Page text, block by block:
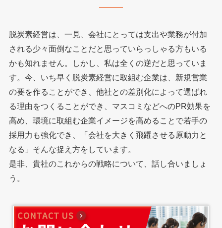
脱炭素経営は、一見、会社にとっては支出や業務が付加
される少々面倒なことだと思っていらっしゃる方もいる
かも知れません。しかし、私は全くの逆だと思っていま
す。今、いち早く脱炭素経営に取組む企業は、新規営業
の要を作ることができ、他社との差別化によって選ばれ
る理由をつくることができ、マスコミなどへのPR効果を
高め、環境に取組む企業イメージを高めることで若手の
採用力も強化でき、「会社を大きく飛躍させる原動力と
なる」そんな捉え方をしています。
是非、貴社のこれからの戦略について、話し合いましょ
う。